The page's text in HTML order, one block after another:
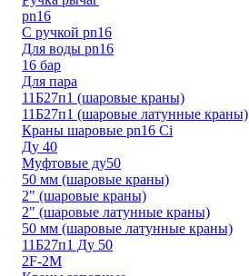
pn16
С ручкой pn16
Для воды pn16
16 бар
Для пара
11Б27п1 (шаровые краны)
11Б27п1 (шаровые латунные краны)
Краны шаровые pn16 Ci
Ду 40
Муфтовые ду50
50 мм (шаровые краны)
2" (шаровые краны)
2" (шаровые латунные краны)
50 мм (шаровые латунные краны)
11Б27п1 Ду 50
2F-2M